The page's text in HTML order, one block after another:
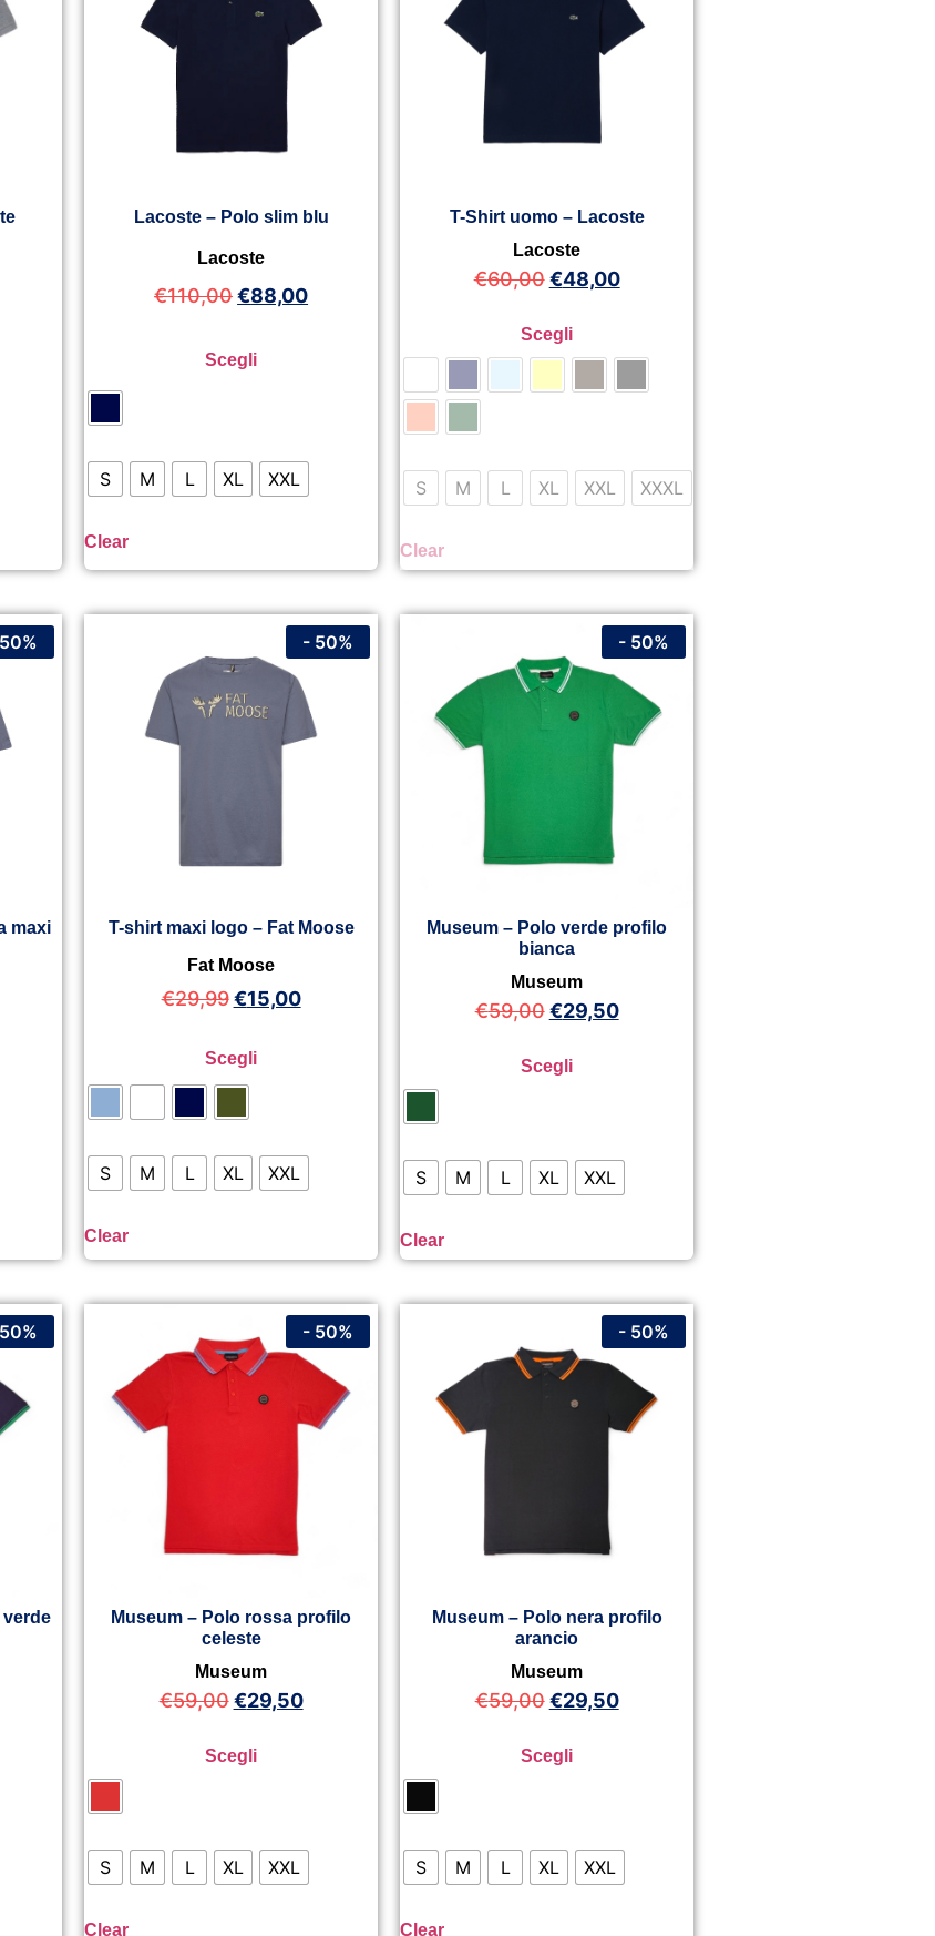
Lacoste – Polo slim blu
Lacoste
€110,00€88,00
Scegli
S M L XL XXL
Clear
T-Shirt uomo – Lacoste
Lacoste
€60,00 €48,00
Scegli
S M L XL XXL XXXL
Clear
maxi
T-shirt maxi logo – Fat Moose
Fat Moose
€29,99 €15,00
Scegli
S M L XL XXL
Clear
- 50%
Museum – Polo verde profilo
bianca
Museum
€59,00 €29,50
Scegli
S M L XL XXL
Clear
- 50%
verde
Museum – Polo rossa profilo
celeste
Museum
€59,00 €29,50
Scegli
S M L XL XXL
Clear
- 50%
Museum – Polo nera profilo
arancio
Museum
€59,00 €29,50
Scegli
S M L XL XXL
Clear
- 50%